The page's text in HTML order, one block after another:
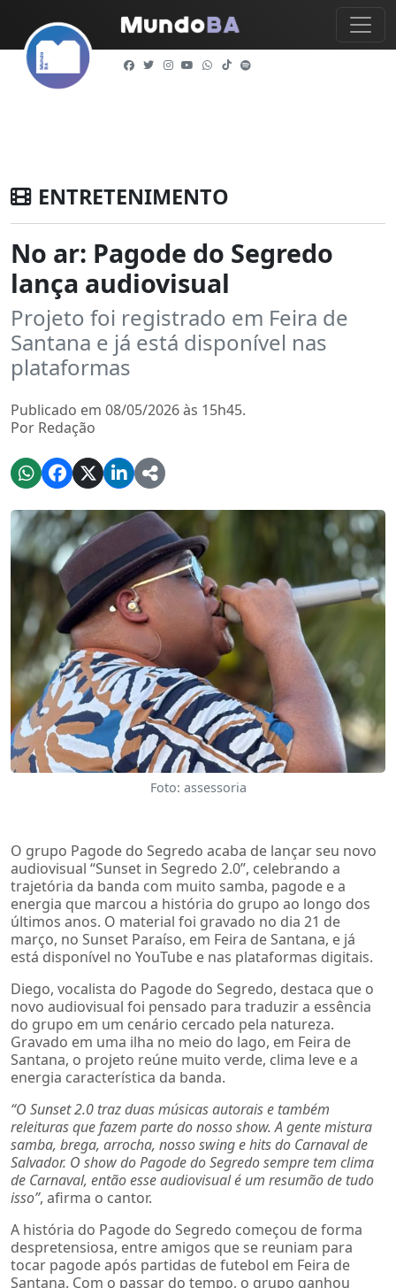
ENTRETENIMENTO
No ar: Pagode do Segredo
lança audiovisual
Projeto foi registrado em Feira de
Santana e já está disponível nas
plataformas
Publicado em 08/05/2026 às 15h45.
Por Redação
Foto: assessoria
O grupo Pagode do Segredo acaba de lançar seu novo
audiovisual “Sunset in Segredo 2.0”, celebrando a
trajetória da banda com muito samba, pagode e a
energia que marcou a história do grupo ao longo dos
últimos anos. O material foi gravado no dia 21 de
março, no Sunset Paraíso, em Feira de Santana, e já
está disponível no YouTube e nas plataformas digitais.
Diego, vocalista do Pagode do Segredo, destaca que o
novo audiovisual foi pensado para traduzir a essência
do grupo em um cenário cercado pela natureza.
Gravado em uma ilha no meio do lago, em Feira de
Santana, o projeto reúne muito verde, clima leve e a
energia característica da banda.
“O Sunset 2.0 traz duas músicas autorais e também
releituras que fazem parte do nosso show. A gente mistura
samba, brega, arrocha, nosso swing e hits do Carnaval de
Salvador. O show do Pagode do Segredo sempre tem clima
de Carnaval, então esse audiovisual é um resumão de tudo
isso”, afirma o cantor.
A história do Pagode do Segredo começou de forma
despretensiosa, entre amigos que se reuniam para
tocar pagode após partidas de futebol em Feira de
Santana. Com o passar do tempo, o grupo ganhou